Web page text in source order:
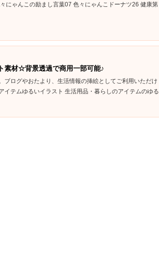
にゃんこの励まし言葉07 色々にゃんこドーナツ26 健康第
素材☆背景透過で商用一部可能♪
ログやおたより、生活情報の挿絵としてご利用いただけ
イテムゆるいイラスト 生活用品・暮らしのアイテムのゆる